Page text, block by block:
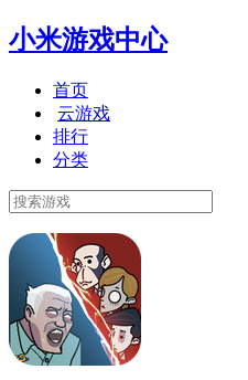
小米游戏中心
首页
云游戏
排行
分类